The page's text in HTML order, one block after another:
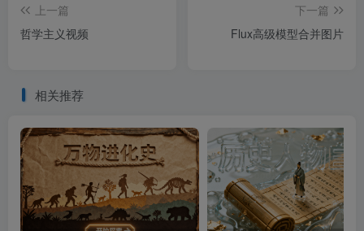
上一篇
哲学主义视频
下一篇
Flux高级模型合并图片
相关推荐